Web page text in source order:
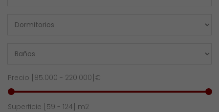
Precio [ 85.000 - 220.000 ]€
Superficie [ 59 - 124 ] m2